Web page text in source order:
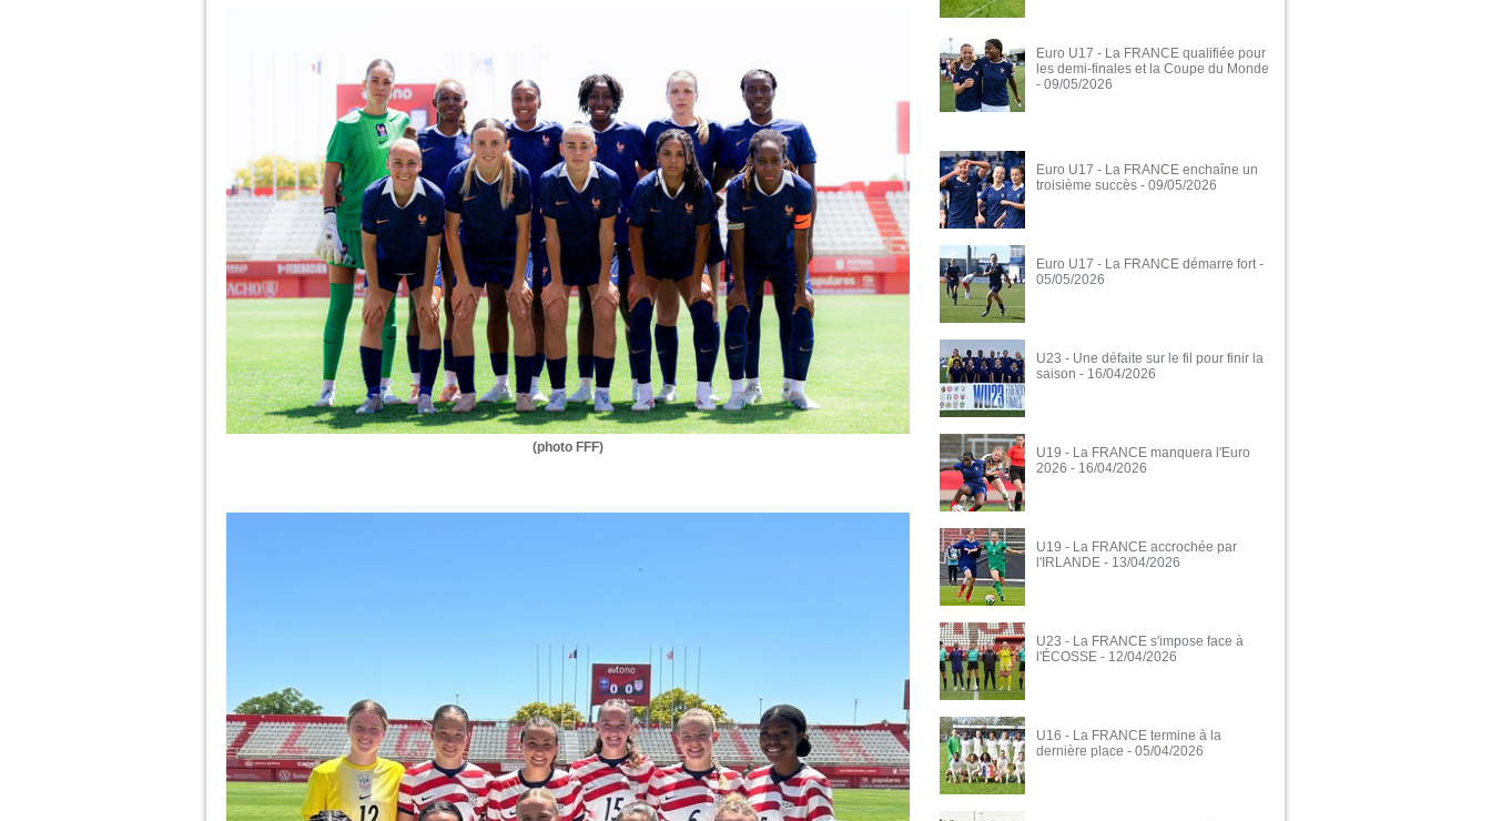
(photo FFF)
Euro U17 - La FRANCE qualifiée pour
les demi-finales et la Coupe du Monde
- 09/05/2026
Euro U17 - La FRANCE enchaîne un
troisième succès - 09/05/2026
Euro U17 - La FRANCE démarre fort -
05/05/2026
U23 - Une défaite sur le fil pour finir la
saison - 16/04/2026
U19 - La FRANCE manquera l'Euro
2026 - 16/04/2026
U19 - La FRANCE accrochée par
l'IRLANDE - 13/04/2026
U23 - La FRANCE s'impose face à
l'ÉCOSSE - 12/04/2026
U16 - La FRANCE termine à la
dernière place - 05/04/2026